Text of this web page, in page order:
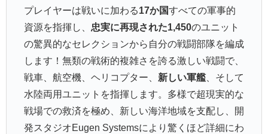
プレイヤーは戦いに加わる17か国すべての軍事的
資源を指揮し、 忠実に再現された1,450のユニット
の驚異的なセレクションから自分の戦闘部隊を編成
します！無類の戦術的複雑さを誇る激しい戦闘で、
戦車、航空機、ヘリコプター、 新しい軍艦、そして
水陸両用ユニットを指揮します。多様で超現実的な
戦場での救済を極め、新しい海洋地域を支配し、開
発スタジオEugen Systemsにより驚くほど詳細にわ